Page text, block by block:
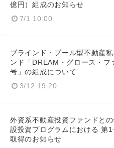
億円）組成のお知らせ
7/1 10:00
ブラインド・プール型不動産
ンド「DREAM・グロース・フ
号」の組成について
3/12 19:20
外資系不動産投資ファンドと
設投資プログラムにおける 第1
取得のお知らせ